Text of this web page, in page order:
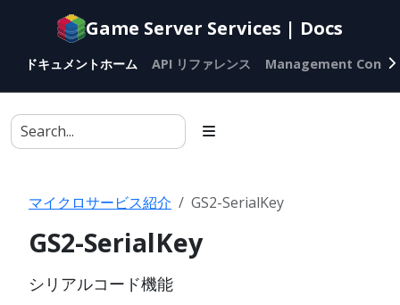
Documentation
agents
Game Server Services | Docs
ドキュメントホーム API リファレンス Management
マイクロサービス紹介 GS2-SerialKey
GS2-SerialKey
シリアルコード機能